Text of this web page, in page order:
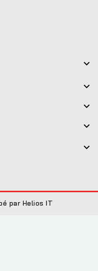





par Helios IT